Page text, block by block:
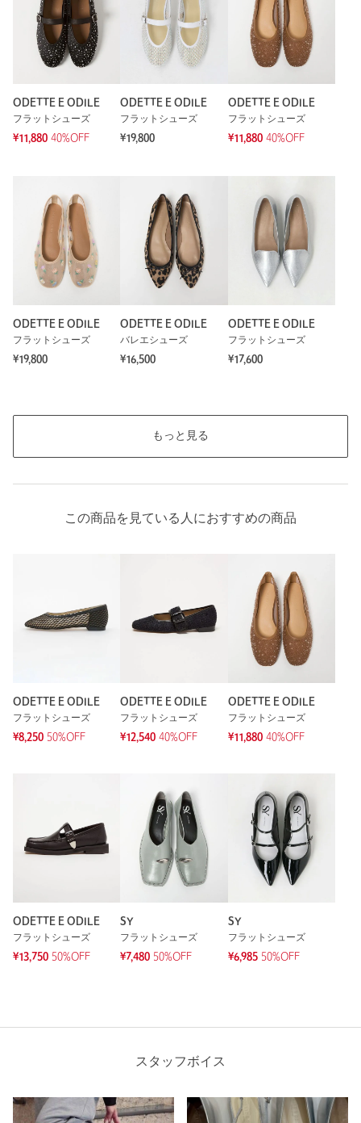
※レビューは、個人の主観による感想・体感によるもので、商品の効果や性
能を保証するものではありません。
もっと見る
ODETTE E ODILE
フラットシューズ
¥11,880 40%OFF
ODETTE E ODILE
フラットシューズ
¥19,800
ODETTE E ODILE
フラットシューズ
¥11,880 40%OFF
ODETTE E ODILE
フラットシューズ
¥19,800
ODETTE E ODILE
バレエシューズ
¥16,500
ODETTE E ODILE
フラットシューズ
¥17,600
もっと見る
この商品を見ている人におすすめの商品
ODETTE E ODILE
フラットシューズ
¥8,250 50%OFF
ODETTE E ODILE
フラットシューズ
¥12,540 40%OFF
ODETTE E ODILE
フラットシューズ
¥11,880 40%OFF
ODETTE E ODILE
フラットシューズ
¥13,750 50%OFF
SY
フラットシューズ
¥7,480 50%OFF
SY
フラットシューズ
¥6,985 50%OFF
スタッフボイス